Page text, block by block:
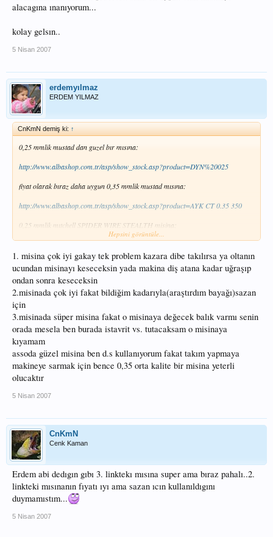
alacagına ınanıyorum...
kolay gelsın..
5 Nisan 2007
erdemyılmaz
ERDEM YILMAZ
CnKmN demiş ki: ↑
0,25 mmlik mustad dan guzel bır mısına:
http://www.albashop.com.tr/asp/show_stock.asp?product=DYN%20025
fiyat olarak bıraz daha uygun 0,35 mmlik mustad mısına:
http://www.albashop.com.tr/asp/show_stock.asp?product=AYK CT 0.35 350
0,25 mmlik mıtchell SPIDER WIRE STEALTH misina:
tercih tabi senın..sadece model ve fiyat bilgin olsun diye linkleri verdim.dukkan
dukkan gezersen sana en uygun olan mısınayı alacagına ınanıyorum...
kolay gelsın..
Hepsini görüntüle...
1. misina çok iyi gakay tek problem kazara dibe takılırsa ya oltanın
ucundan misinayı keseceksin yada makina diş atana kadar uğraşıp
ondan sonra keseceksin
2.misinada çok iyi fakat bildiğim kadarıyla(araştırdım bayağı)sazan
için
3.misinada süper misina fakat o misinaya değecek balık varmı senin
orada mesela ben burada istavrit vs. tutacaksam o misinaya
kıyamam
assoda güzel misina ben d.s kullanıyorum fakat takım yapmaya
makineye sarmak için bence 0,35 orta kalite bir misina yeterli
olucaktır
5 Nisan 2007
CnKmN
Cenk Kaman
Erdem abi dedıgın gıbı 3. linktekı mısına super ama bıraz pahalı..2.
linkteki mısınanın fıyatı ıyı ama sazan ıcın kullanıldıgını
duymamıstım...
5 Nisan 2007